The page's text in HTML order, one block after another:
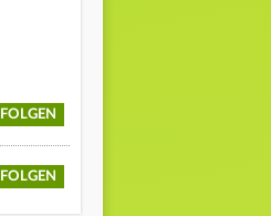
FOLGEN
FOLGEN